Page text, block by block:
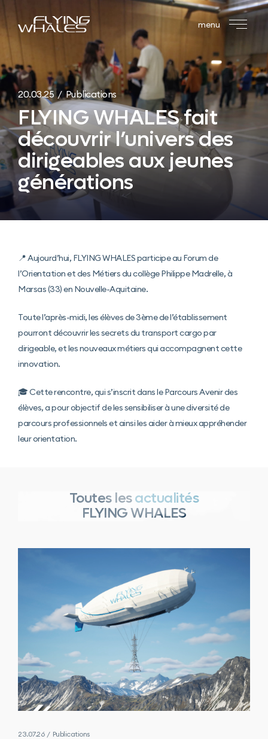
menu
20.03.25 / Publications
FLYING WHALES fait
découvrir l’univers des
dirigeables aux jeunes
générations
📍 Aujourd’hui, FLYING WHALES participe au Forum de
l’Orientation et des Métiers du collège Philippe Madrelle, à
Marsas (33) en Nouvelle-Aquitaine.
Toute l’après-midi, les élèves de 3ème de l’établissement
pourront découvrir les secrets du transport cargo par
dirigeable, et les nouveaux métiers qui accompagnent cette
innovation.
🎓 Cette rencontre, qui s’inscrit dans le Parcours Avenir des
élèves, a pour objectif de les sensibiliser à une diversité de
parcours professionnels et ainsi les aider à mieux appréhender
leur orientation.
Toutes lesactualités
FLYING WHALES
23.07.26 / Publications